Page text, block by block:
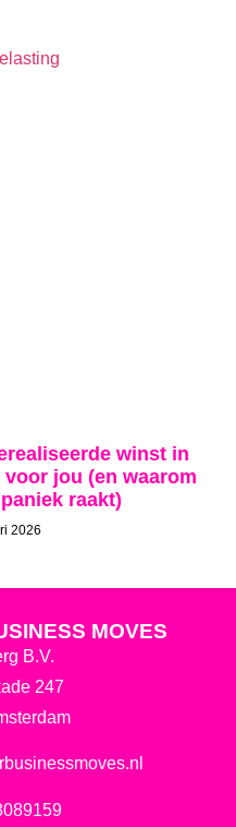
winst in
jou (en waarom
raakt)
2026
MOVES
B.V.
247